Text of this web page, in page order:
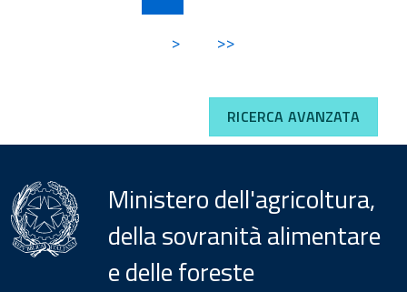
> >>
RICERCA AVANZATA
Ministero dell'agricoltura,
della sovranità alimentare
e delle foreste